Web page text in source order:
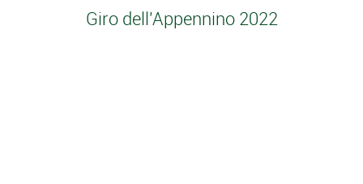
Giro dell'Appennino 2022